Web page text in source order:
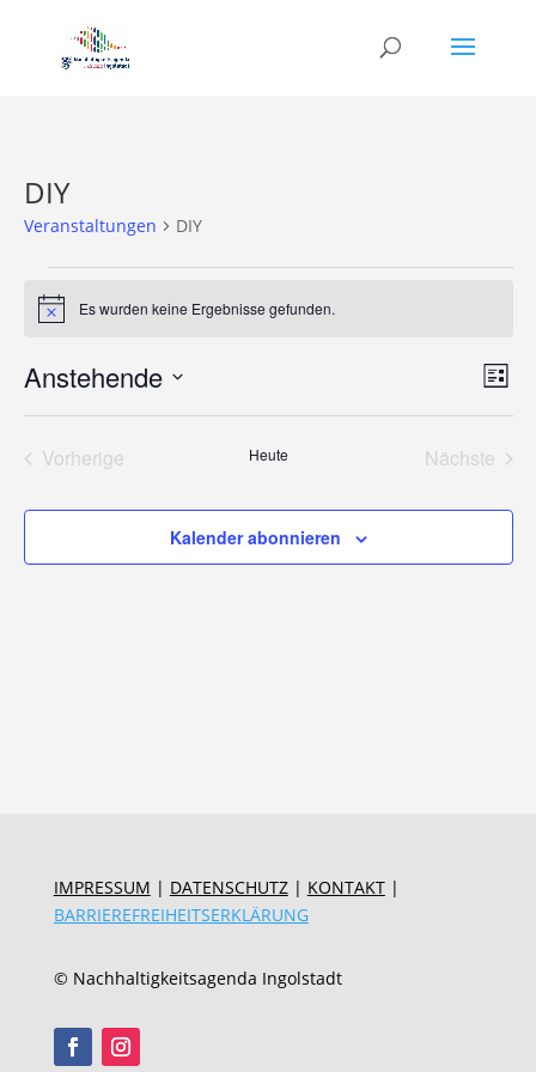
DIY
Veranstaltungen DIY
Veranstaltungen
HinweisEs wurden keine Ergebnisse gefunden.
Liste
Anstehende
Vorherige
Heute
Nächste
Kalender abonnieren
IMPRESSUM | DATENSCHUTZ| KONTAKT |
BARRIEREFREIHEITSERKLÄRUNG
© Nachhaltigkeitsagenda Ingolstadt